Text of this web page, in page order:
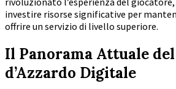
investire risorse significative per
offrire un servizio di livello superiore.
Il Panorama Attuale
d’Azzardo Digitale